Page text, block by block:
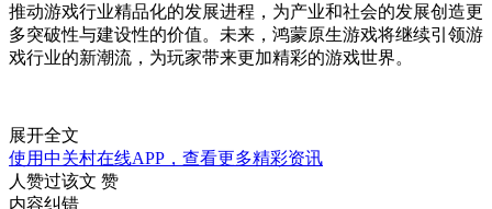
推动游戏行业精品化的发展进程，为产业和社会的发展创造更
多突破性与建设性的价值。未来，鸿蒙原生游戏将继续引领游
戏行业的新潮流，为玩家带来更加精彩的游戏世界。
展开全文
使用中关村在线APP，查看更多精彩资讯
人赞过该文 赞
内容纠错